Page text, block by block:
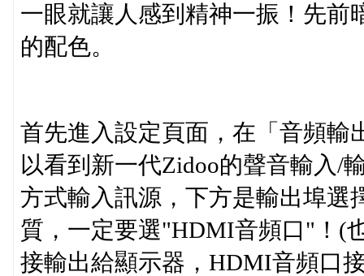
一眼就讓人感到精神一振！先前
的配色。
首先進入設定頁面，在「音頻輸
以看到新一代Zidoo的聲音輸入/
方式輸入訊源，下方是輸出埠選
質，一定要選"HDMI音頻口"！(
接輸出給顯示器，HDMI音頻口